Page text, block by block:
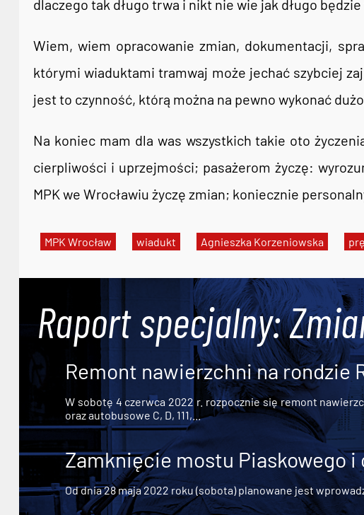
MPK Wrocław wiadukt Agnieszka Korzeniowska
dlaczego tak długo trwa i nikt nie wie jak długo
Wiem, wiem opracowanie zmian, dokumentacji,
którymi wiaduktami tramwaj może jechać szybciej
jest to czynność, którą można na pewno wykonać
Na koniec mam dla was wszystkich takie oto
cierpliwości i uprzejmości; pasażerom życzę:
MPK we Wrocławiu życzę zmian; koniecznie
Raport specjalny:
Remont nawierzchni na rondzie
W sobotę 4 czerwca 2022 r. rozpocznie się remont
oraz autobusowe C, D, 111,...
Zamknięcie mostu Piaskowego
Od dnia 28 maja 2022 roku (sobota) planowane jest